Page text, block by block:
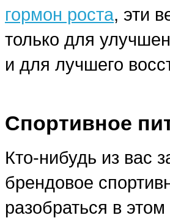
гормон роста, эти
только для
и для лучшего
Спортивное
Кто-нибудь из вас
брендовое
разобраться в